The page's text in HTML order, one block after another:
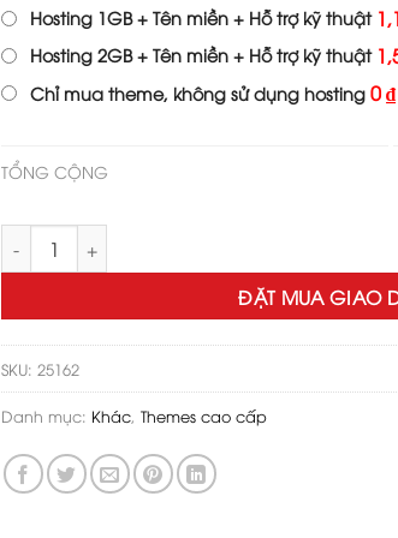
2,200,000 ₫.là:
Hosting 1GB + Tên miền + Hỗ trợ kỹ thuật
Hosting 2GB + Tên miền + Hỗ trợ kỹ thuật
Chỉ mua theme, không sử dụng hosting 0 ₫
TỔNG CỘNG
Theme wordpress bán vợt, phụ kiện pickeball
ĐẶT MUA GIAO
SKU: 25162
Danh mục: Khác, Themes cao cấp